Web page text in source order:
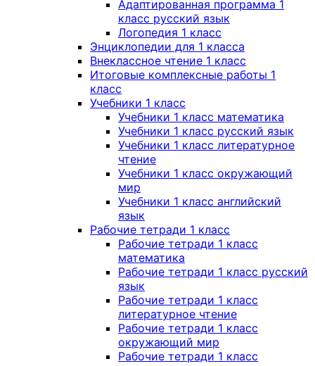
Адаптированная программа 1
класс русский язык
Логопедия 1 класс
Энциклопедии для 1 класса
Внеклассное чтение 1 класс
Итоговые комплексные работы 1
класс
Учебники 1 класс
Учебники 1 класс математика
Учебники 1 класс русский язык
Учебники 1 класс литературное
чтение
Учебники 1 класс окружающий
мир
Учебники 1 класс английский
язык
Рабочие тетради 1 класс
Рабочие тетради 1 класс
математика
Рабочие тетради 1 класс русский
язык
Рабочие тетради 1 класс
литературное чтение
Рабочие тетради 1 класс
окружающий мир
Рабочие тетради 1 класс